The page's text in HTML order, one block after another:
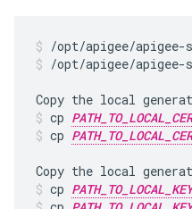
/opt/apigee/
cp
cp
cp PATH_TO_LOCAL_KEY